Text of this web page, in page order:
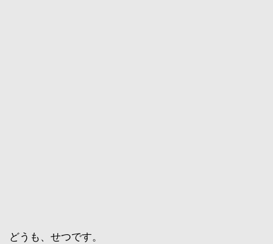
どうも、せつです。